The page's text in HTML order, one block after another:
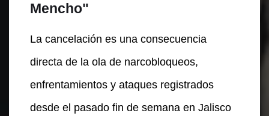
Mencho"
La cancelación es una consecuencia
directa de la ola de narcobloqueos,
enfrentamientos y ataques registrados
desde el pasado fin de semana en Jalisco